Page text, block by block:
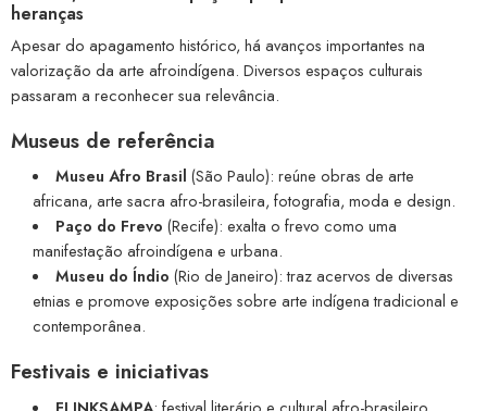
heranças
Apesar do apagamento histórico, há avanços importantes na
valorização da arte afroindígena. Diversos espaços culturais
passaram a reconhecer sua relevância.
Museus de referência
Museu Afro Brasil (São Paulo): reúne obras de arte
africana, arte sacra afro-brasileira, fotografia, moda e design.
Paço do Frevo (Recife): exalta o frevo como uma
manifestação afroindígena e urbana.
Museu do Índio (Rio de Janeiro): traz acervos de diversas
etnias e promove exposições sobre arte indígena tradicional e
contemporânea.
Festivais e iniciativas